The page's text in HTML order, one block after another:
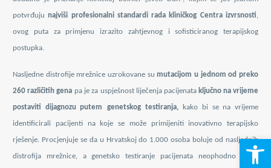
potvrđujunajviši profesionalni standardi rada kliničkog Centra izvrsnosti,
ovog puta za primjenu izrazito zahtjevnog i sofisticiranog terapijskog
postupka.
Nasljedne distrofije mrežnice uzrokovane sumutacijom u jednom od preko
260 različitih gena pa je za uspješnost liječenja pacijenata ključno na vrijeme
postaviti dijagnozu putem genetskog testiranja, kako bi se na vrijeme
identificirali pacijenti na koje se može primijeniti inovativno terapijsko
rješenje. Procjenjuje se da u Hrvatskoj do 1.000 osoba boluje od nasljednih
distrofija mrežnice, a genetsko testiranje pacijenata neophodno je za